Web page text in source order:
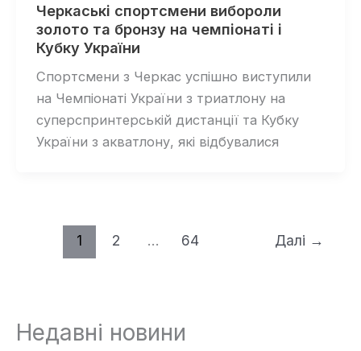
Черкаські спортсмени вибороли
золото та бронзу на чемпіонаті і
Кубку України
Спортсмени з Черкас успішно виступили
на Чемпіонаті України з триатлону на
суперспринтерській дистанції та Кубку
України з акватлону, які відбувалися
1 2 … 64 Далі →
Недавні новини